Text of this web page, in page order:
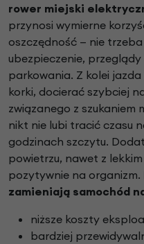
rower miejski
przynosi wymierne
oszczędność — nie
ubezpieczenie,
parkowania. Z kolei
korki, docierać szybciej
związanego z szukaniem
nikt nie lubi tracić czasu
godzinach szczytu.
powietrzu, nawet z
pozytywnie na organizm.
zamieniają samochód
niższe koszty
bardziej